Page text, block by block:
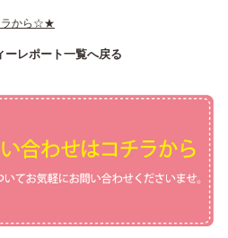
ラから☆★
ーレポート一覧へ戻る